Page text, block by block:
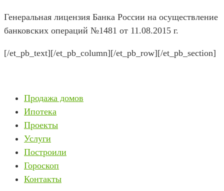
Генеральная лицензия Банка России на осуществление
банковских операций №1481 от 11.08.2015 г.
[/et_pb_text][/et_pb_column][/et_pb_row][/et_pb_section]
Продажа домов
Ипотека
Проекты
Услуги
Построили
Гороскоп
Контакты